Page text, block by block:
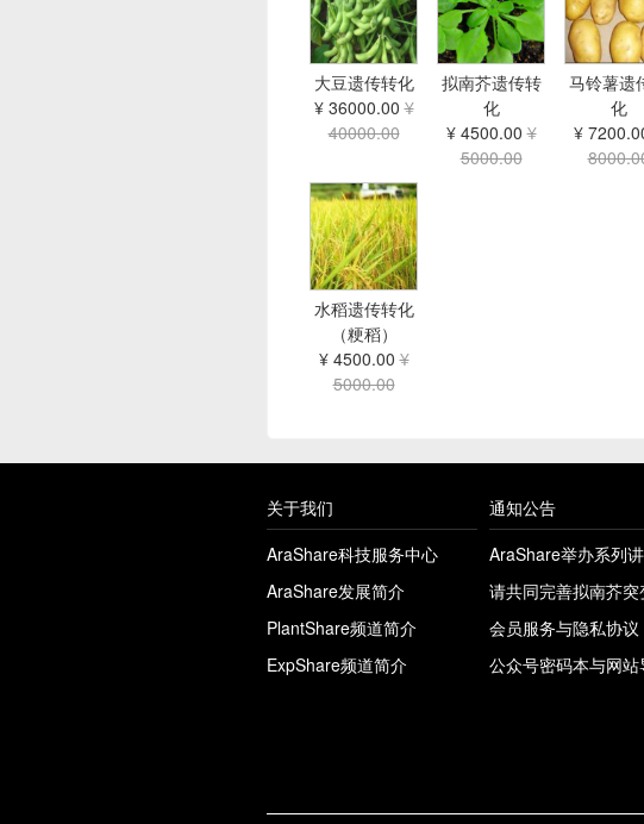
大豆遗传转化
¥ 36000.00¥
40000.00
拟南芥遗传转
化
¥ 4500.00¥
5000.00
马铃薯遗
化
¥
水稻遗传转化
（粳稻）
¥ 4500.00¥
5000.00
关于我们
AraShare科技服务中心
AraShare发展简介
PlantShare频道简介
ExpShare频道简介
通知公告
AraShare举办系列
请共同完善拟南芥突
会员服务与隐私协议
公众号密码本与网站